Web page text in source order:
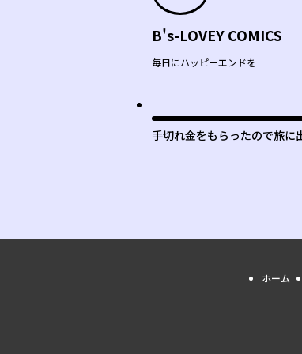
B's-LOVEY COMICS
毎日にハッピーエンドを
手切れ金をもらったので旅に
ホーム